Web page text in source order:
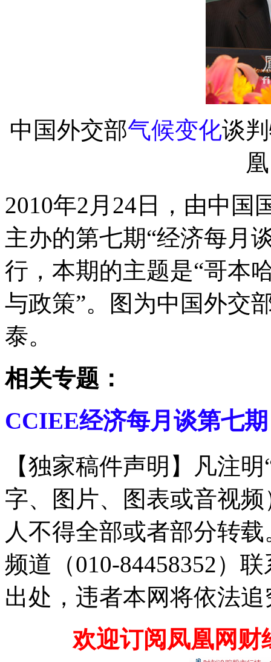
中国外交部气候变化谈
2010年2月24日，由中国
主办的第七期“经济每月
行，本期的主题是“哥本
与政策”。图为中国外交
泰。
相关专题：
CCIEE经济每月谈第七期
【独家稿件声明】凡注
字、图片、图表或音视
人不得全部或者部分转
频道（010-84458352）
出处，违者本网将依法追
欢迎订阅凤凰网财